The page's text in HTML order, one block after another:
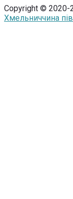
Copyright © 2020-
Хмельниччина